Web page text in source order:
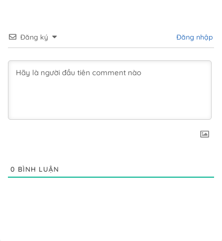
Đăng ký Đăng nhập
0 BÌNH LUẬN